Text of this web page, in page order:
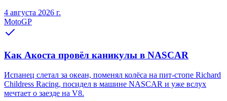
4 августа 2026 г.
MotoGP
Как Акоста провёл каникулы в NASCAR
Испанец слетал за океан, поменял колёса на пит-стопе Richard
Childress Racing, посидел в машине NASCAR и уже вслух
мечтает о заезде на V8.